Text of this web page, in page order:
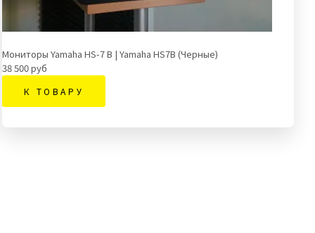
Мониторы Yamaha HS-7 B | Yamaha HS7B (Черные)
38 500 руб
К ТОВАРУ